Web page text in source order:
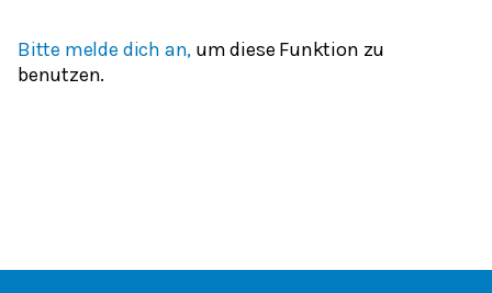
Bitte melde dich an, um diese Funktion zu
benutzen.